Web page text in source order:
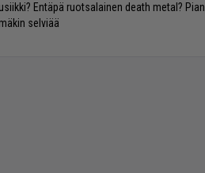
Entäpä ruotsalainen death metal? Pian
selviää